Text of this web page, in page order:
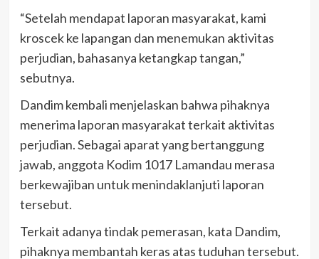
“Setelah mendapat laporan masyarakat, kami
kroscek ke lapangan dan menemukan aktivitas
perjudian, bahasanya ketangkap tangan,”
sebutnya.
Dandim kembali menjelaskan bahwa pihaknya
menerima laporan masyarakat terkait aktivitas
perjudian. Sebagai aparat yang bertanggung
jawab, anggota Kodim 1017 Lamandau merasa
berkewajiban untuk menindaklanjuti laporan
tersebut.
Terkait adanya tindak pemerasan, kata Dandim,
pihaknya membantah keras atas tuduhan tersebut.